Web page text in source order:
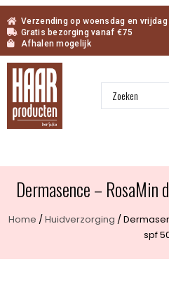
Verzending op woensdag en vrijdag
Gratis bezorging vanaf €75
Afhalen mogelijk
Dermasence –
Home /Huidverzorging /
spf